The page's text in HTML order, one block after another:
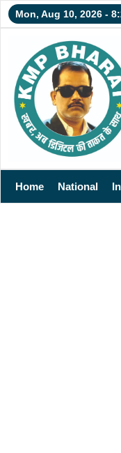
Mon, Aug 10, 2026 -
Home National